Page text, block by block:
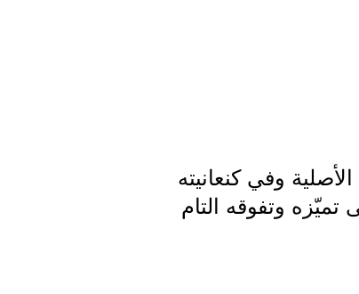
وفي كنعانيته
تميّزه وتفوقه التام